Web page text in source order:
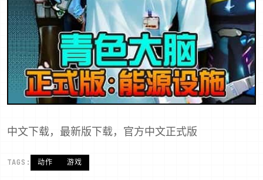
中文下载，最新版下载，官方中文正式版
TAGS: 动作 游戏